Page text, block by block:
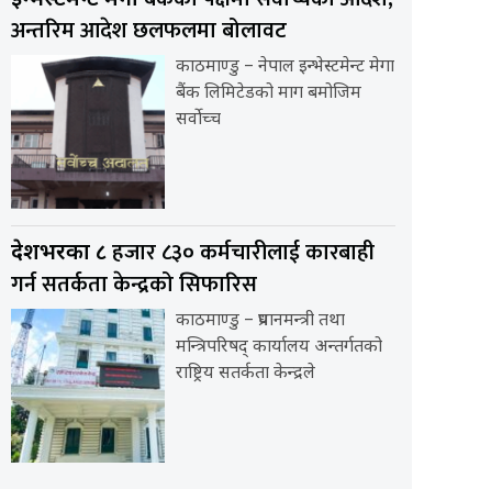
अन्तरिम आदेश छलफलमा बोलावट
काठमाण्डु – नेपाल इन्भेस्टमेन्ट मेगा
बैंक लिमिटेडको माग बमोजिम
सर्वोच्च
देशभरका ८हजार ८३० कर्मचारीलाई कारबाही
गर्न सतर्कता केन्द्रको सिफारिस
काठमाण्डु – प्रधानमन्त्री तथा
मन्त्रिपरिषद् कार्यालय अन्तर्गतको
राष्ट्रिय सतर्कता केन्द्रले